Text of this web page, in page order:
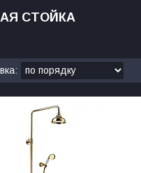
СТОЙКА